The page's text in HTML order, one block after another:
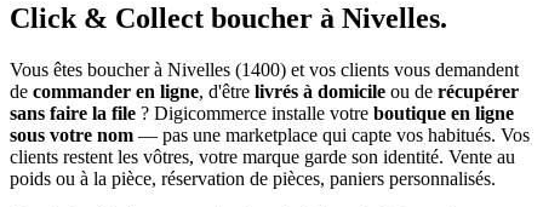
Click & Collect boucher à Nivelles.
Vous êtes boucherà Nivelles (1400) et vos clients vous demandent
de commander en ligne, d'être livrés à domicile ou de récupérer
sans faire la file ? Digicommerce installe votre boutique en ligne
sous votre nom — pas une marketplace qui capte vos habitués. Vos
clients restent les vôtres, votre marque garde son identité. Vente au
poids ou à la pièce, réservation de pièces, paniers personnalisés.